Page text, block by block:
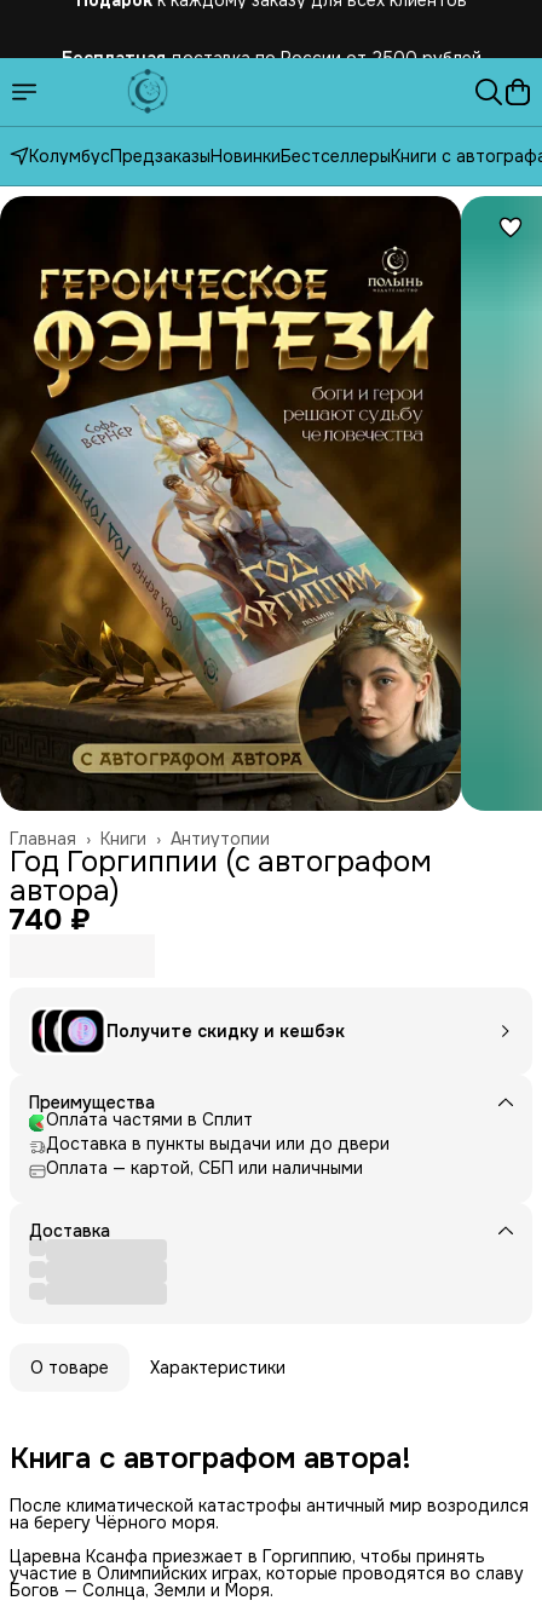
КолумбусПредзаказыНовинкиБестселлерыКниги с
Антиутопии
Книги ›
Главная ›
Год Горгиппии (с автографом
автора)
740 ₽
Получите скидку и кешбэк
Преимущества
Оплата частями в Сплит
Доставка в пункты выдачи или до двери
Оплата — картой, СБП или наличными
Доставка
О товаре Характеристики
Книга с автографом автора!
После климатической катастрофы античный мир возродился
на берегу Чёрного моря.
Царевна Ксанфа приезжает в Горгиппию, чтобы принять
участие в Олимпийских играх, которые проводятся во славу
Богов — Солнца, Земли и Моря.